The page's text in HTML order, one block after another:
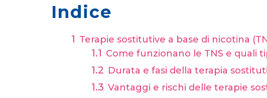
Indice
Terapie sostitutive a base di nicotina
Come funzionano le TNS e quali
Durata e fasi della terapia
Vantaggi e rischi delle terapie